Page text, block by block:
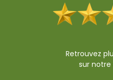
Retrouvez
sur notre